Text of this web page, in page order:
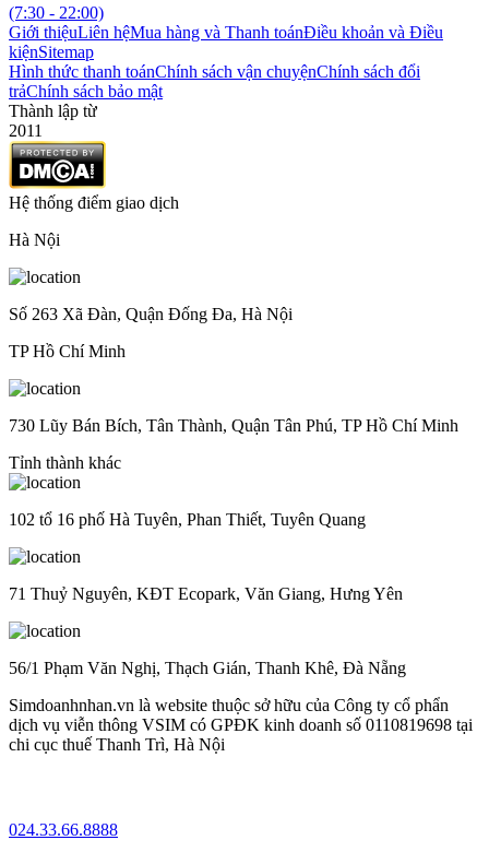
(7:30 - 22:00)
Giới thiệuLiên hệMua hàng và Thanh toánĐiều khoản và Điều
kiệnSitemap
Hình thức thanh toánChính sách vận chuyệnChính sách đổi
trảChính sách bảo mật
Thành lập từ
2011
Hệ thống điểm giao dịch
Hà Nội
Số 263 Xã Đàn, Quận Đống Đa, Hà Nội
TP Hồ Chí Minh
730 Lũy Bán Bích, Tân Thành, Quận Tân Phú, TP Hồ Chí Minh
Tỉnh thành khác
102 tổ 16 phố Hà Tuyên, Phan Thiết, Tuyên Quang
71 Thuỷ Nguyên, KĐT Ecopark, Văn Giang, Hưng Yên
56/1 Phạm Văn Nghị, Thạch Gián, Thanh Khê, Đà Nẵng
Simdoanhnhan.vn là website thuộc sở hữu của Công ty cổ phẩn
dịch vụ viễn thông VSIM có GPĐK kinh doanh số 0110819698 tại
chi cục thuế Thanh Trì, Hà Nội
024.33.66.8888